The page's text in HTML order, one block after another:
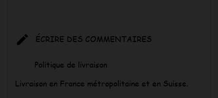
 ÉCRIRE DES COMMENTAIRES
Politique de livraison
Livraison en France métropolitaine et en Suisse.